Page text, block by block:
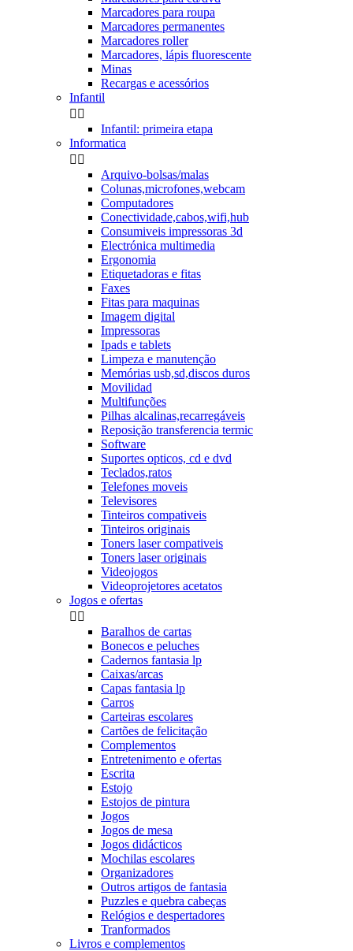
Marcadores para roupa
Marcadores permanentes
Marcadores roller
Marcadores, lápis fluorescente
Minas
Recargas e acessórios
Infantil
 
Infantil: primeira etapa
Informatica
 
Arquivo-bolsas/malas
Colunas,microfones,webcam
Computadores
Conectividade,cabos,wifi,hub
Consumiveis impressoras 3d
Electrónica multimedia
Ergonomia
Etiquetadoras e fitas
Faxes
Fitas para maquinas
Imagem digital
Impressoras
Ipads e tablets
Limpeza e manutenção
Memórias usb,sd,discos duros
Movilidad
Multifunções
Pilhas alcalinas,recarregáveis
Reposição transferencia termic
Software
Suportes opticos, cd e dvd
Teclados,ratos
Telefones moveis
Televisores
Tinteiros compativeis
Tinteiros originais
Toners laser compativeis
Toners laser originais
Videojogos
Videoprojetores acetatos
Jogos e ofertas
 
Baralhos de cartas
Bonecos e peluches
Cadernos fantasia lp
Caixas/arcas
Capas fantasia lp
Carros
Carteiras escolares
Cartões de felicitação
Complementos
Entretenimento e ofertas
Escrita
Estojo
Estojos de pintura
Jogos
Jogos de mesa
Jogos didácticos
Mochilas escolares
Organizadores
Outros artigos de fantasia
Puzzles e quebra cabeças
Relógios e despertadores
Tranformados
Livros e complementos